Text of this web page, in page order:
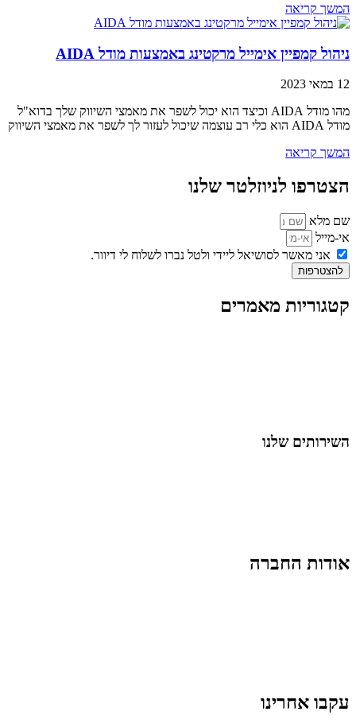
המשך קריאה
ניהול קמפיין אימייל מרקטינג באמצעות מודל AIDA
12 במאי 2023
מהו מודל AIDA וכיצד הוא יכול לשפר את מאמצי השיווק שלך בדוא"ל
מודל AIDA הוא כלי רב עוצמה שיכול לעזור לך לשפר את מאמצי השיווק
המשך קריאה
הצטרפו לניוזלטר שלנו
שם מלא
אי-מייל
אני מאשר לסושיאל ליידי ולטל נברו לשלוח לי דיוור.
להצטרפות
קטגוריות מאמרים
השירותים שלנו
אודות החברה
עקבו אחרינו